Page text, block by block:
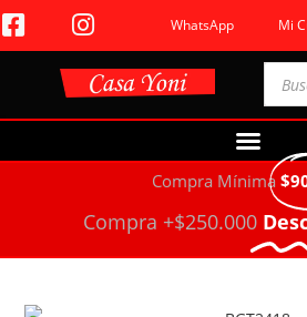
WhatsApp Mi
Compra Mínima
Compra +$250.000